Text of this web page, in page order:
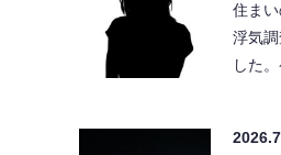
住ま
浮気
した